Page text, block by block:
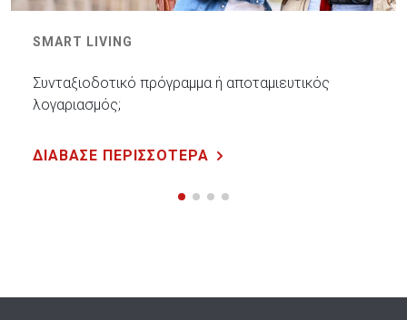
SMART LIVING
Συνταξιοδοτικό πρόγραμμα ή αποταμιευτικός
λογαριασμός;
ΔΙΑΒΑΣΕ ΠΕΡΙΣΣΟΤΕΡΑ